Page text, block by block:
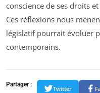
conscience de ses droits
Ces réflexions nous
législatif pourrait évoluer
contemporains.
Partager :
Twitter